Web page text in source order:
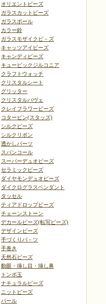
オリエントビーズ
ガラスカットビーズ
ガラスボール
カラー鈴
ガラスモザイクビ－ズ
キャッツアイビーズ
キャンディビーズ
キュービックジルコニア
クラフトウォッチ
クリスタルシート
グリッター
クリスタルパヴェ
クレイフラワービーズ
コターピン(スタッズ)
シルクビーズ
シルクリボン
透かしパーツ
スパンコール
スーパーデュオビーズ
セラミックビーズ
ダイヤモンデュオビーズ
ダイクログラスペンダント
タッセル
ティアドロップビーズ
チェーンストーン
デカールビーズ(転写ビーズ)
デザインビーズ
手づくりパ－ツ
手巻き
天然石ビーズ
動眼・挿し目・挿し鼻
トンボ玉
ナチュラルビーズ
ニットビーズ
パール